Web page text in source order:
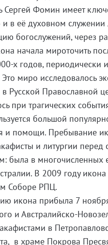
Сергей Фомин имеет
в её духовном служении
богослужений, через
начала мироточить
х годов,
Это миро исследовалось
Русской Православной
при трагических
большой
и помощи. Пребывание
и литургии
была в многочисленных
В 2009 году
Соборе РПЦ.
икона прибыла 7
и Австралийско-
в
в храме Покрова